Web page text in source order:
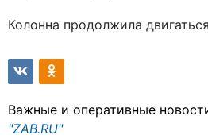
Колонна продолжила
Важные и оперативные
"ZAB.RU"